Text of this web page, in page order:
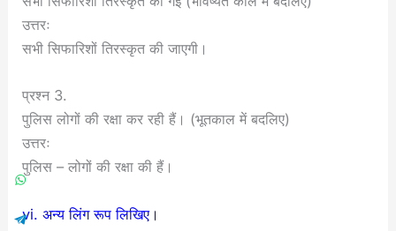
उत्तरः
सभी सिफारिशों तिरस्कृत की जाएगी।
प्रश्न 3.
पुलिस लोगों की रक्षा कर रही हैं। (भूतकाल में बदलिए)
उत्तरः
पुलिस – लोगों की रक्षा की हैं।
vi. अन्य लिंग रूप लिखिए।